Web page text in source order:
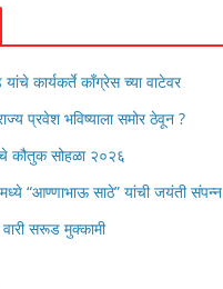
कार्यकर्ते कॉंग्रेस च्या वाटेवर
प्रवेश भविष्याला समोर ठेवून ?
कौतुक सोहळा २०२६
“आण्णाभाऊ साठे” यांची जयंती संपन्न
सरूड मुक्कामी